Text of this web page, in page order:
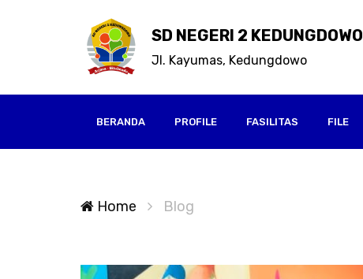
SD NEGERI 2 KEDUNGDOWO
Jl. Kayumas, Kedungdowo
BERANDA PROFILE FASILITAS FILE
Home Blog